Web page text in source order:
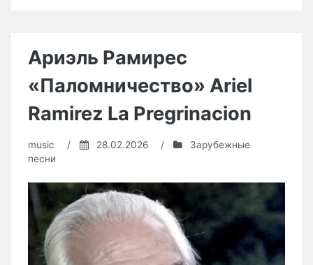
Ариэль Рамирес
«Паломничество» Ariel
Ramirez La Pregrinacion
music / 28.02.2026 /
Зарубежные
песни